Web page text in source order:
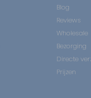
Blog
Reviews
Wholesale
Bezorging
Directe
Prijzen